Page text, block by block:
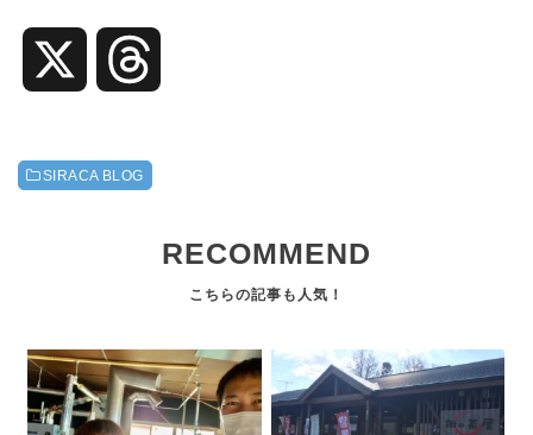
e
d
SIRACA BLOG
RECOMMEND